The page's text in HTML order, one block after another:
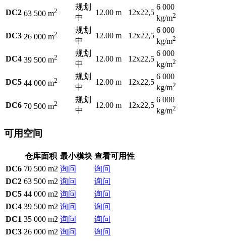
DC2 63 500 m2
规划
中
12.00 m 12x22,5
6 000
kg/m2
DC3 26 000 m2
规划
中
12.00 m 12x22,5
6 000
kg/m2
DC4 39 500 m2
规划
中
12.00 m 12x22,5
6 000
kg/m2
DC5 44 000 m2
规划
中
12.00 m 12x22,5
6 000
kg/m2
DC6 70 500 m2
规划
中
12.00 m 12x22,5
6 000
kg/m2
可用空间
仓库面积 最小模块 查看可用性
DC6 70 500 m2 询问
询问
DC2 63 500 m2 询问
询问
DC5 44 000 m2 询问
询问
DC4 39 500 m2 询问
询问
DC1 35 000 m2 询问
询问
DC3 26 000 m2 询问 询问